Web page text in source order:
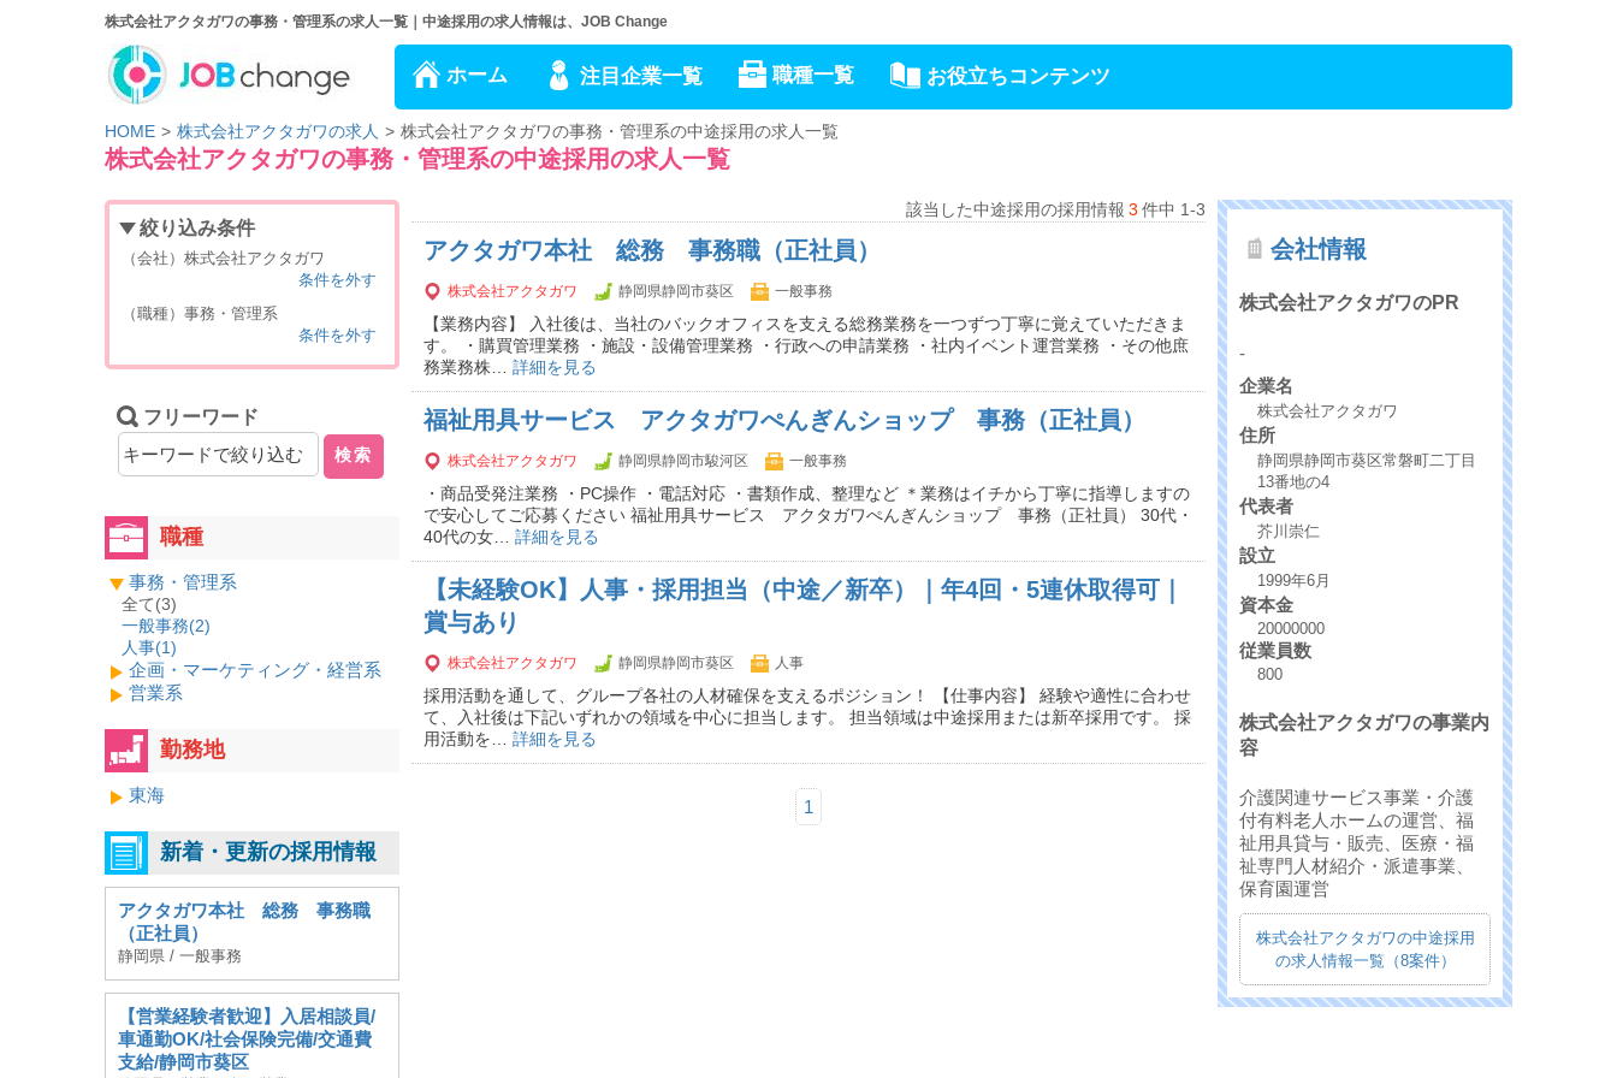
株式会社アクタガワの事務・管理系の求人一覧｜中途採用の求人情報は、JOB Change
ホーム 注目企業一覧 職種一覧 お役立ちコンテンツ
HOME 株式会社アクタガワの求人 株式会社アクタガワの事務・管理系の中途採用の求人一覧
株式会社アクタガワの事務・管理系の中途採用の求人一覧
該当した中途採用の採用情報 3 件中 1-3
アクタガワ本社 総務 事務職（正社員）
株式会社アクタガワ 静岡県静岡市葵区 一般事務
【業務内容】 入社後は、当社のバックオフィスを支える総務業務を一つずつ丁寧に覚えていただきま
す。 ・購買管理業務 ・施設・設備管理業務 ・行政への申請業務 ・社内イベント運営業務 ・その他庶
務業務株… 詳細を見る
福祉用具サービス アクタガワぺんぎんショップ 事務（正社員）
株式会社アクタガワ 静岡県静岡市駿河区 一般事務
・商品受発注業務 ・PC操作 ・電話対応 ・書類作成、整理など ＊業務はイチから丁寧に指導しますの
で安心してご応募ください 福祉用具サービス アクタガワぺんぎんショップ 事務（正社員） 30代・
40代の女… 詳細を見る
【未経験OK】人事・採用担当（中途／新卒）｜年4回・5連休取得可｜
賞与あり
株式会社アクタガワ 静岡県静岡市葵区 人事
採用活動を通して、グループ各社の人材確保を支えるポジション！ 【仕事内容】 経験や適性に合わせ
て、入社後は下記いずれかの領域を中心に担当します。 担当領域は中途採用または新卒採用です。 採
用活動を… 詳細を見る
1
絞り込み条件
（会社）株式会社アクタガワ
条件を外す
（職種）事務・管理系
条件を外す
フリーワード
検索
職種
事務・管理系
全て(3)
一般事務(2)
人事(1)
企画・マーケティング・経営系
営業系
勤務地
東海
新着・更新の採用情報
アクタガワ本社 総務 事務職
（正社員）
静岡県 / 一般事務
【営業経験者歓迎】入居相談員/
車通勤OK/社会保険完備/交通費
支給/静岡市葵区
会社情報
株式会社アクタガワのPR
-
企業名
株式会社アクタガワ
住所
静岡県静岡市葵区常磐町二丁目
13番地の4
代表者
芥川崇仁
設立
1999年6月
資本金
20000000
従業員数
800
株式会社アクタガワの事業内
容
介護関連サービス事業・介護
付有料老人ホームの運営、福
祉用具貸与・販売、医療・福
祉専門人材紹介・派遣事業、
保育園運営
株式会社アクタガワの中途採用
の求人情報一覧（8案件）